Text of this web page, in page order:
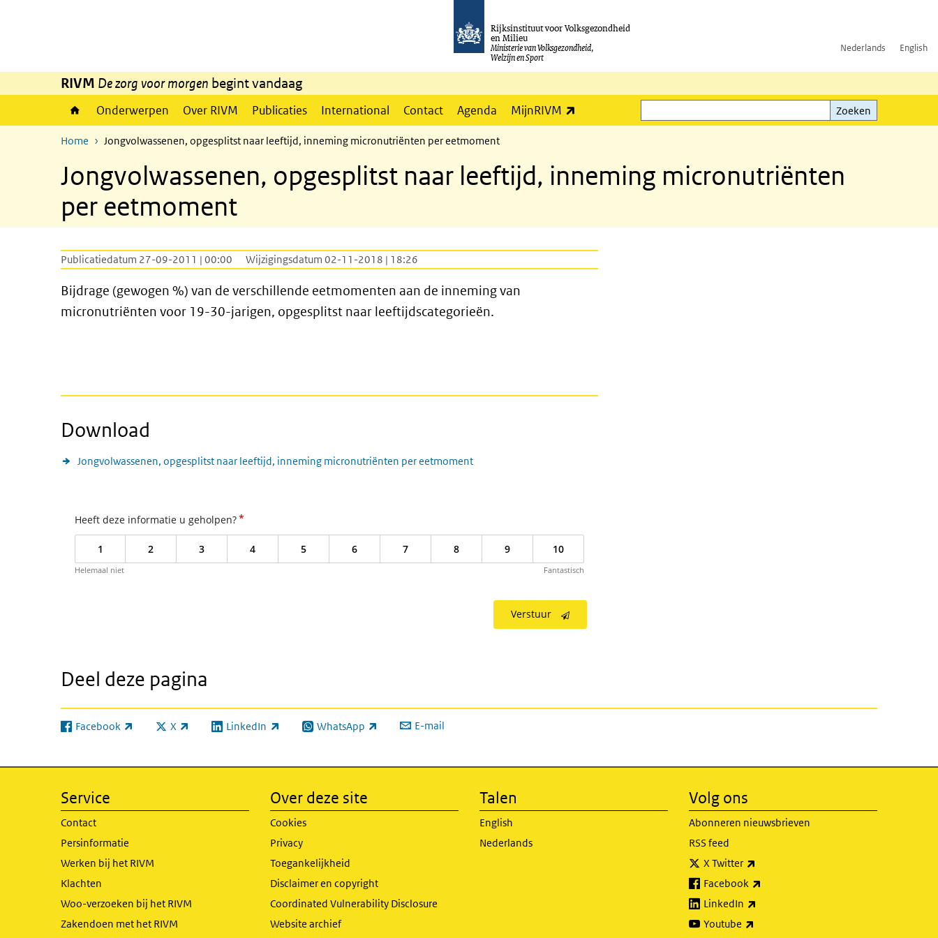
Rijksinstituut voor Volksgezondheid
en Milieu
Ministerie van Volksgezondheid,
Welzijn en Sport
Nederlands English
RIVM De zorg voor morgen begint vandaag
Onderwerpen Over RIVM Publicaties International Contact Agenda MijnRIVM
Zoeken
Zoeken
Home Jongvolwassenen, opgesplitst naar leeftijd, inneming micronutriënten per eetmoment
Jongvolwassenen, opgesplitst naar leeftijd, inneming micronutriënten
per eetmoment
Publicatiedatum 27-09-2011 | 00:00 Wijzigingsdatum 02-11-2018 | 18:26
Bijdrage (gewogen %) van de verschillende eetmomenten aan de inneming van
micronutriënten voor 19-30-jarigen, opgesplitst naar leeftijdscategorieën.
Download
Jongvolwassenen, opgesplitst naar leeftijd, inneming micronutriënten per eetmoment
Heeft deze informatie u geholpen?*
1 2 3 4 5 6 7 8 9 10
Helemaal niet Fantastisch
Verstuur
Deel deze pagina
Facebook
(externe link) X
(externe link) LinkedIn
(externe link) WhatsApp
(externe link) E-mail
Service
Contact
Persinformatie
Werken bij het RIVM
Klachten
Woo-verzoeken bij het RIVM
Zakendoen met het RIVM
Over deze site
Cookies
Privacy
Toegankelijkheid
Disclaimer en copyright
Coordinated Vulnerability Disclosure
Website archief
Talen
English
Nederlands
Volg ons
Abonneren nieuwsbrieven
RSS feed
X Twitter
Facebook
LinkedIn
Youtube